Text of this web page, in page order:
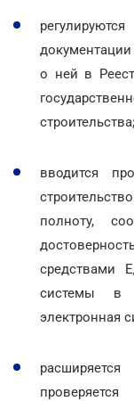
о ней в
строительства;
вводится
полноту,
средствами
системы в
электронная